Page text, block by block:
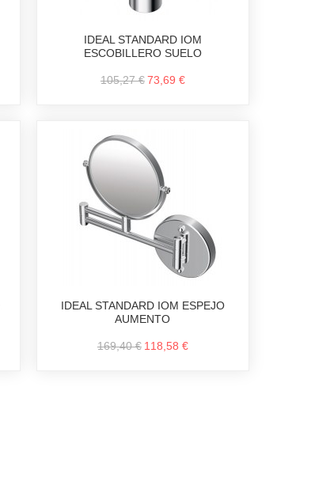
IDEAL STANDARD IOM
ESCOBILLERO SUELO
105,27 €73,69 €
IDEAL STANDARD IOM ESPEJO
AUMENTO
169,40 € 118,58 €